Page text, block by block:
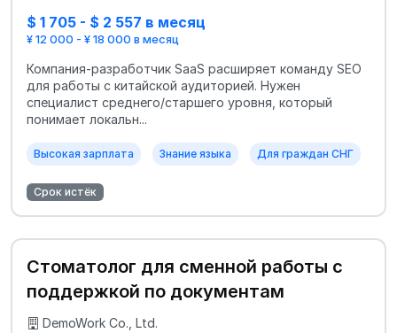
$ 1 705 - $ 2 557 в месяц
¥ 12 000 - ¥ 18 000 в месяц
Компания-разработчик SaaS расширяет команду SEO
для работы с китайской аудиторией. Нужен
специалист среднего/старшего уровня, который
понимает локальн...
Высокая зарплата Знание языка Для граждан СНГ
Срок истёк
Стоматолог для сменной работы с
поддержкой по документам
DemoWork Co., Ltd.